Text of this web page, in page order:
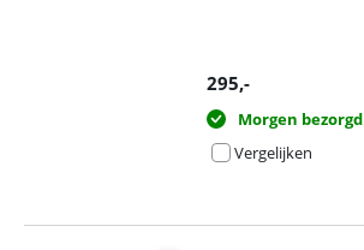
295,-
Morgen bezorgd
Vergelijken